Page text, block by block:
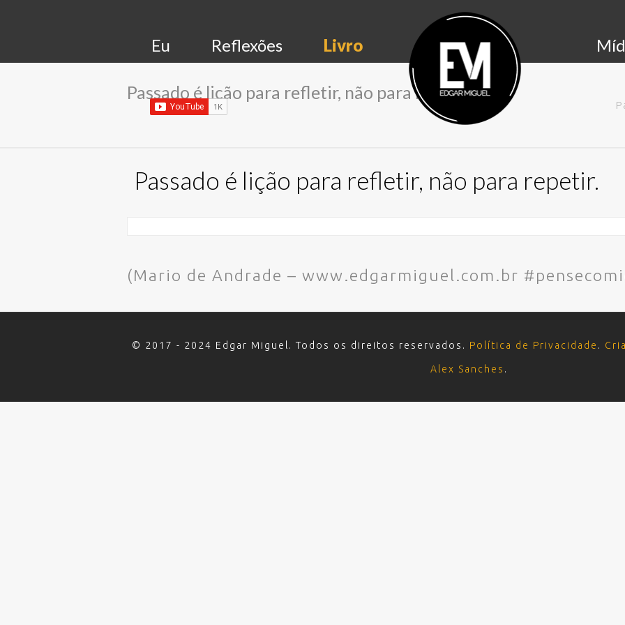
Eu Reflexões Livro
Passado é lição para refletir, não para repetir.
Passado é lição para refletir, não para repetir.
(Mario de Andrade – www.edgarmiguel.com.br
© 2017 - 2024 Edgar Miguel. Todos os direitos reservados. Política de Privacidade .
Alex Sanches .